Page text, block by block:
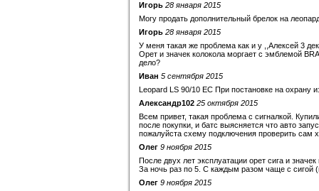
Игорь 28 января 2015
Могу продать дополнительный брелок на
Игорь 28 января 2015
У меня такая же проблема как и у ,,Алексей 3
Орет и значек колокола моргает с эмблемой
дело?
Иван 5 сентября 2015
Leopard LS 90/10 EC При постановке на охрану
Александр102 25 октября 2015
Всем привет, такая проблема с сигналкой.
после покупки, и батс выясняется что авто
пожалуйста схему подключения проверить
Олег 9 ноября 2015
После двух лет эксплуатации орет сига и
За ночь раз по 5. С каждым разом чаще с сигой
Олег 9 ноября 2015